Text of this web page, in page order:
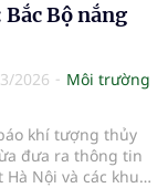
Bộ nắng
2026
Môi trường
khí tượng thủy
đưa ra thông tin
Nội và các khu